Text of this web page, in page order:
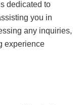
dedicated to
you in
any inquiries,
experience